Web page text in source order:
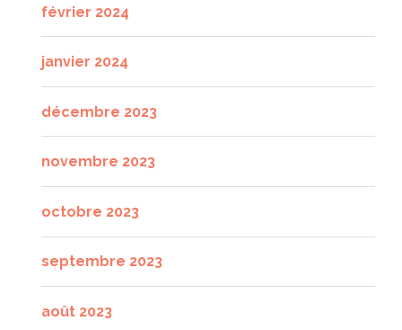
février 2024
janvier 2024
décembre 2023
novembre 2023
octobre 2023
septembre 2023
août 2023